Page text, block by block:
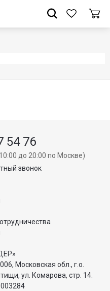
54 76
до 20:00 по Москве)
звонок
Московская обл., г.о.
ул. Комарова, стр. 14.